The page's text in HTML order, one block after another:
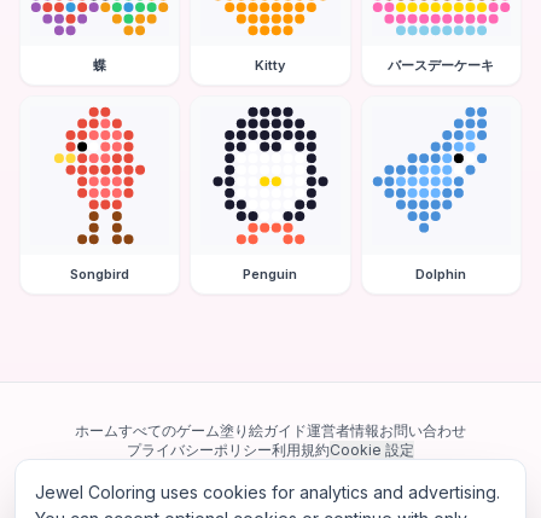
蝶 Kitty バースデーケーキ
Songbird Penguin Dolphin
ホームすべてのゲーム塗り絵ガイド運営者情報お問い合わせ
プライバシーポリシー利用規約Cookie 設定
当サイトは Google AdSense を含む第三者広告ネットワークを利用してい
ます。一部のサードパーティ Cookie を使用してパーソナライズ広告を配信
Jewel Coloring uses cookies for analytics and advertising.